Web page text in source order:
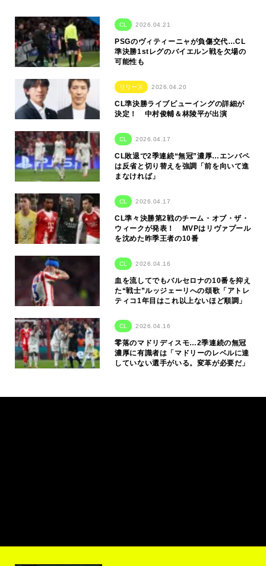
CL 2026.04.21
PSGのヴィティーニャが負傷交代…CL
準決勝1stレグのバイエルン戦を欠場の
可能性も
リリース 2026.04.20
CL準決勝ライブビューイングの詳細が
決定！ 中村俊輔＆林陵平が出演
CL 2026.04.17
CL敗退で2季連続“無冠”濃厚…エンバペ
は反省と切り替えを強調「前を向いて進
まなければ」
CL 2026.04.17
CL準々決勝第2戦のチーム・オブ・ザ・
ウィークが発表！ MVPはリヴァプール
を沈めた昨季王者の10番
CL 2026.04.16
血を流してでもバルセロナの10番を抑え
た“戦士”ルッジェーリへの頌歌「アトレ
ティコ1年目はこれ以上ないほど順調」
CL 2026.04.16
零落のマドリディスモ…2季連続の無冠
濃厚に有識者は「マドリーのレベルに達
していない選手がいる。変革が必要だ」